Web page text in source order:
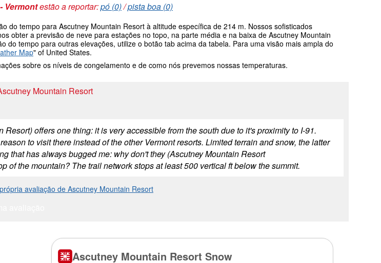
Vermontestão a reportar:pó (0)/pista boa (0)
do tempo para Ascutney Mountain Resort à altitude específica de 214 m. Nossos sofisticados
obter a previsão de neve para estações no topo, na parte média e na baixa de Ascutney Mountain
do tempo para outras elevações, utilize o botão tab acima da tabela. Para uma visão mais ampla do
Map" of United States.
sobre os níveis de congelamento e de como nós prevemos nossas temperaturas.
Mountain Resort
Resort) offers one thing: it is very accessible from the south due to it's proximity to I-91.
to visit there instead of the other Vermont resorts. Limited terrain and snow, the latter
that has always bugged me: why don't they (Ascutney Mountain Resort
of the mountain? The trail network stops at least 500 vertical ft below the summit.
avaliação de Ascutney Mountain Resort